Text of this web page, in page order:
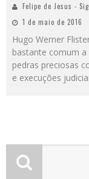
Felipe de Jesus -
1 de maio de 2016
Hugo Werner
bastante comum
pedras preciosas
e execuções